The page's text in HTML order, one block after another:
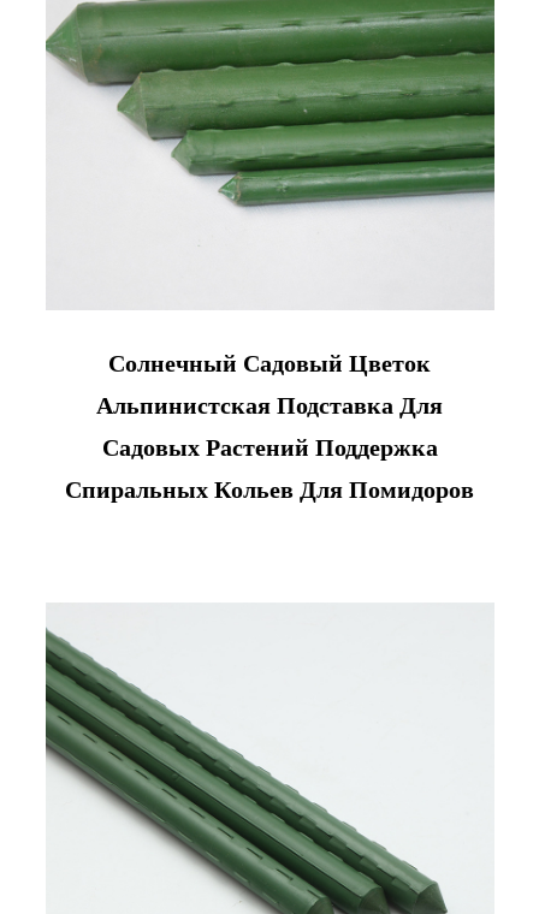
Солнечный Садовый Цветок
Альпинистская Подставка Для
Садовых Растений Поддержка
Спиральных Кольев Для Помидоров